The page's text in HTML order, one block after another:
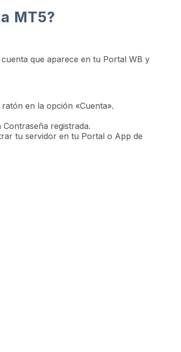
MT5?
que aparece en tu Portal WB y
en la opción «Cuenta».
registrada.
tu servidor en tu Portal o App de